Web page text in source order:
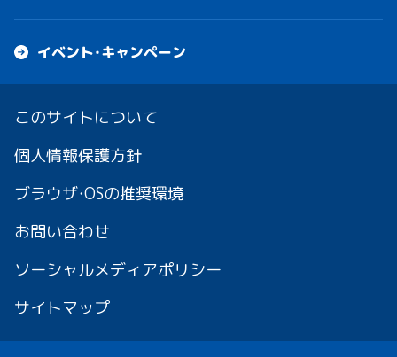
イベント・キャンペーン
このサイトについて
個人情報保護方針
ブラウザ・OSの推奨環境
お問い合わせ
ソーシャルメディアポリシー
サイトマップ